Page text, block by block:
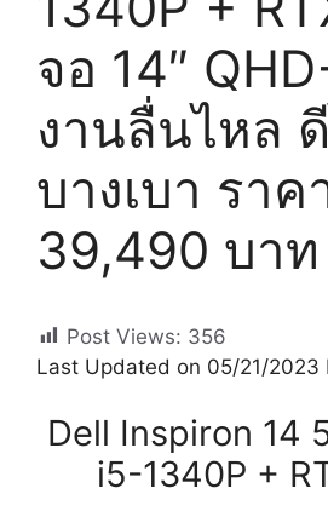
จอ 14″
งานลื่นไหล
บางเบา ราค
39,490 บาท
Post Views: 356
Last Updated on 05/21/2023
Dell Inspiron 14
i5-1340P +